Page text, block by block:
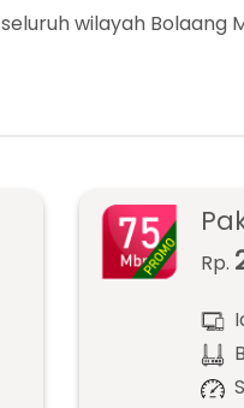
wilayah Bolaang
Rp.